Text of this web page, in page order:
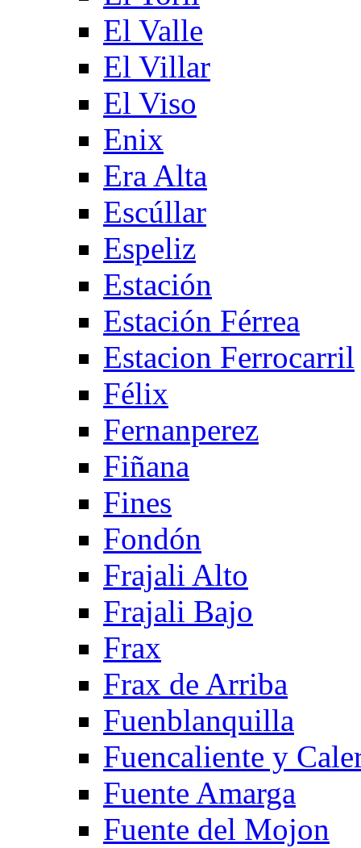
El Valle
El Villar
El Viso
Enix
Era Alta
Escúllar
Espeliz
Estación
Estación Férrea
Estacion Ferrocarril
Félix
Fernanperez
Fiñana
Fines
Fondón
Frajali Alto
Frajali Bajo
Frax
Frax de Arriba
Fuenblanquilla
Fuencaliente y
Fuente Amarga
Fuente del Mojon